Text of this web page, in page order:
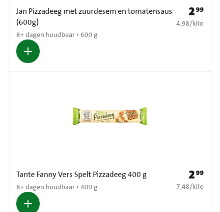
Jan Pizzadeeg met zuurdesem en tomatensaus
(600g)
8+ dagen houdbaar • 600 g
Prijs: €
299
€ 4,98 per kilo
4,98/kilo
Tante Fanny Vers Spelt Pizzadeeg 400 g
8+ dagen houdbaar • 400 g
Prijs: €
299
€ 7,48 per kilo
7,48/kilo